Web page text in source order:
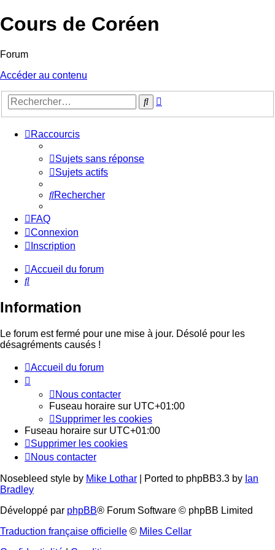
Cours de Coréen
Forum
Accéder au contenu
Rechercher
Raccourcis
Sujets sans réponse
Sujets actifs
Rechercher
FAQ
Connexion
Inscription
Accueil du forum
Rechercher
Information
Le forum est fermé pour une mise à jour. Désolé pour les
désagréments causés !
Accueil du forum
Nous contacter
Fuseau horaire sur UTC+01:00
Supprimer les cookies
Fuseau horaire sur UTC+01:00
Supprimer les cookies
Nous contacter
Nosebleed style by Mike Lothar | Ported to phpBB3.3 by Ian
Bradley
Développé par phpBB® Forum Software © phpBB Limited
Traduction française officielle © Miles Cellar